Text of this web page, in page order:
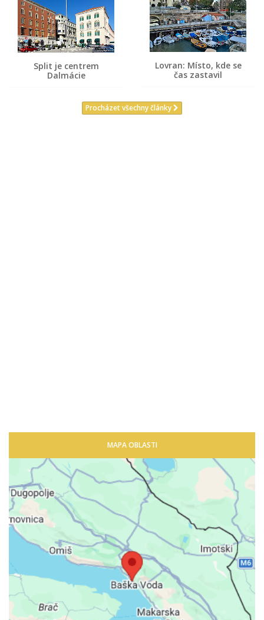
Split je centrem
Dalmácie
Lovran: Místo, kde se
čas zastavil
Procházet všechny články
MAPA OBLASTI